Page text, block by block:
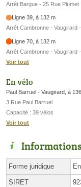
Arrêt Bargue - 25 Rue Plumet
Ligne 39, à 132 m
Arrêt Cambronne - Vaugirard
Ligne 70, à 132 m
Arrêt Cambronne - Vaugirard
Voir tout
En vélo
Paul Barruel - Vaugirard, à
3 Rue Paul Barruel
Capacité : 39 vélos
Voir tout
Forme juridique
SIRET